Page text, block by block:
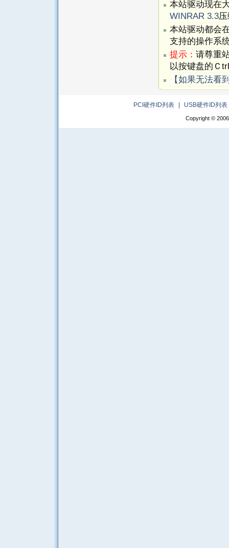
本站驱动现在
WINRAR 3.3
本站驱动都会
支持的操作系
提示： 请尊重
以按键盘的Ｃ
【如果无法看
PCI硬件ID列表 USB硬件ID列表
Copyright ©